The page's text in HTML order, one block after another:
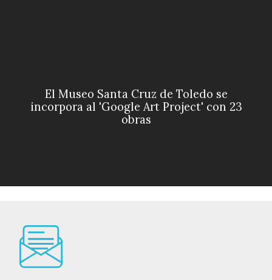
El Museo Santa Cruz de Toledo se
incorpora al 'Google Art Project' con 23
obras